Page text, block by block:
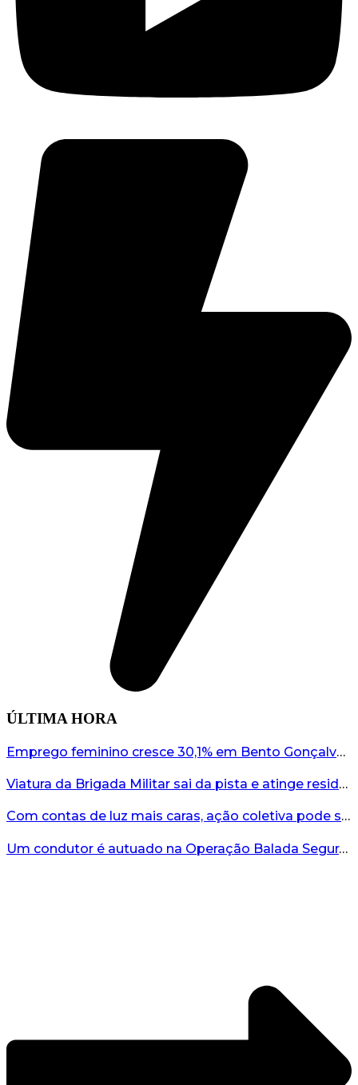
ÚLTIMA HORA
Emprego feminino cresce 30,1% em Bento Gonçalves...
Viatura da Brigada Militar sai da pista e atinge residência no interior do RS...
Com contas de luz mais caras, ação coletiva pode ser caminho contra a RGE...
Um condutor é autuado na Operação Balada Segura em Bento...